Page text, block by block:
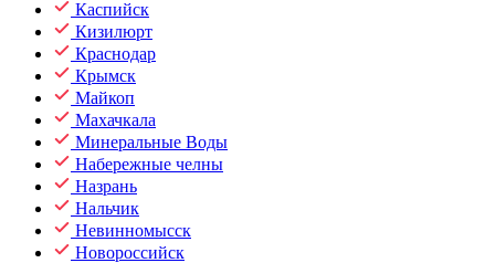
Каспийск
Кизилюрт
Краснодар
Крымск
Майкоп
Махачкала
Минеральные Воды
Набережные челны
Назрань
Нальчик
Невинномысск
Новороссийск